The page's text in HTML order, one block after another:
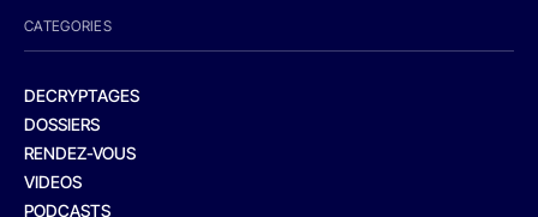
CATEGORIES
DECRYPTAGES
DOSSIERS
RENDEZ-VOUS
VIDEOS
PODCASTS